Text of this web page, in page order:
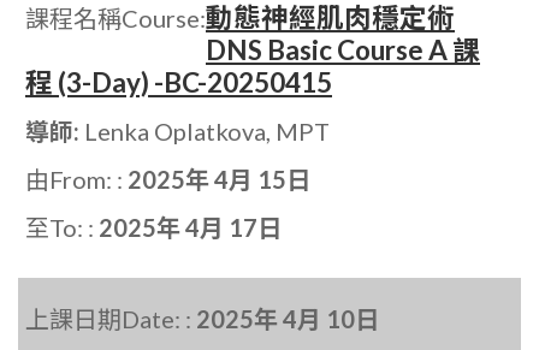
課程名稱Course:動態神經肌肉穩定術
DNS Basic Course A 課
程 (3-Day) -BC-20250415
導師: Lenka Oplatkova, MPT
由From: : 2025年 4月 15日
至To: : 2025年 4月 17日
上課日期Date: : 2025年 4月 10日